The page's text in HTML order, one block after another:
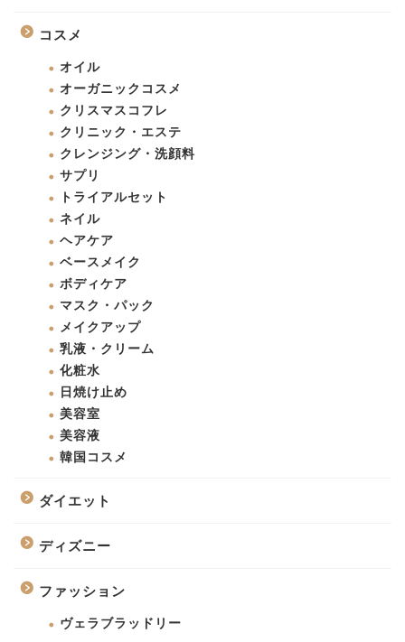
コスメ
オイル
オーガニックコスメ
クリスマスコフレ
クリニック・エステ
クレンジング・洗顔料
サプリ
トライアルセット
ネイル
ヘアケア
ベースメイク
ボディケア
マスク・パック
メイクアップ
乳液・クリーム
化粧水
日焼け止め
美容室
美容液
韓国コスメ
ダイエット
ディズニー
ファッション
ヴェラブラッドリー